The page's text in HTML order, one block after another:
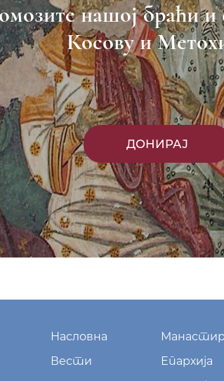
нашој браћи и
Косову и
ДОНИРАЈ
Насловна
Вести
Епархија